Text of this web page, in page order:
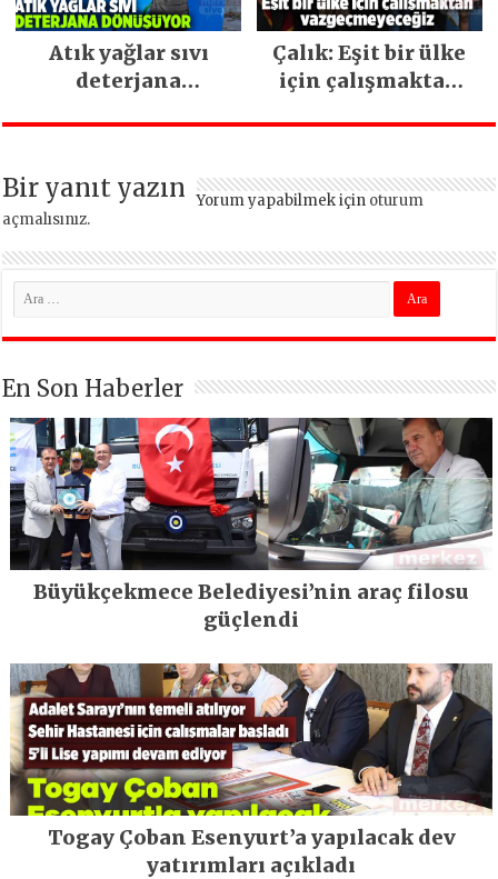
Atık yağlar sıvı
deterjana
Çalık: Eşit bir ülke
için çalışmaktan
Bir yanıt yazın Yorum yapabilmek için oturum
açmalısınız.
En Son Haberler
Büyükçekmece Belediyesi’nin araç filosu
güçlendi
Togay Çoban Esenyurt’a yapılacak dev
yatırımları açıkladı